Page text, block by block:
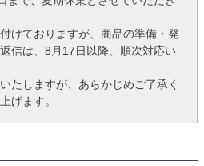
けておりますが、商品の準備・発
信は、8月17日以降、順次対応い
たしますが、あらかじめご了承く
げます。